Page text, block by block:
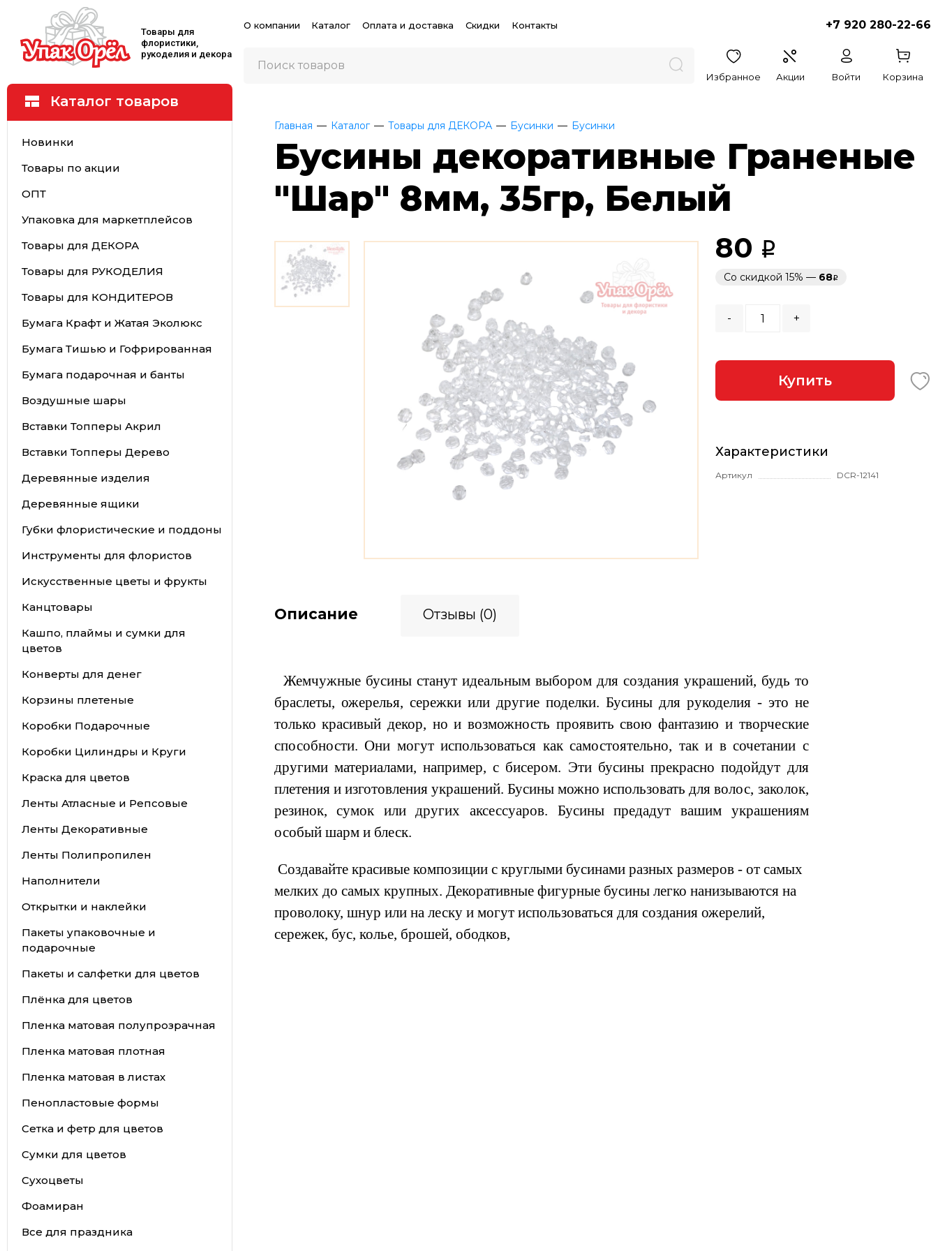
Товары для
флористики,
рукоделия и декора
О компании Каталог Оплата и доставка Скидки Контакты +7 920 280-22-66
Избранное Акции Войти Корзина
Каталог товаров
Новинки
Товары по акции
ОПТ
Упаковка для маркетплейсов
Товары для ДЕКОРА
Товары для РУКОДЕЛИЯ
Товары для КОНДИТЕРОВ
Бумага Крафт и Жатая Эколюкс
Бумага Тишью и Гофрированная
Бумага подарочная и банты
Воздушные шары
Вставки Топперы Акрил
Вставки Топперы Дерево
Деревянные изделия
Деревянные ящики
Губки флористические и поддоны
Инструменты для флористов
Искусственные цветы и фрукты
Канцтовары
Кашпо, плаймы и сумки для
цветов
Конверты для денег
Корзины плетеные
Коробки Подарочные
Коробки Цилиндры и Круги
Краска для цветов
Ленты Атласные и Репсовые
Ленты Декоративные
Ленты Полипропилен
Наполнители
Открытки и наклейки
Пакеты упаковочные и
подарочные
Пакеты и салфетки для цветов
Плёнка для цветов
Пленка матовая полупрозрачная
Пленка матовая плотная
Пленка матовая в листах
Пенопластовые формы
Сетка и фетр для цветов
Сумки для цветов
Сухоцветы
Фоамиран
Все для праздника
Главная Каталог Товары для ДЕКОРА Бусинки Бусинки
Бусины декоративные Граненые
"Шар" 8мм, 35гр, Белый
80
Со скидкой 15% — 68
- +
Купить
Характеристики
Артикул DCR-12141
Описание Отзывы (0)
Жемчужные бусины станут идеальным выбором для создания украшений, будь то
браслеты, ожерелья, сережки или другие поделки. Бусины для рукоделия - это не
только красивый декор, но и возможность проявить свою фантазию и творческие
способности. Они могут использоваться как самостоятельно, так и в сочетании с
другими материалами, например, с бисером. Эти бусины прекрасно подойдут для
плетения и изготовления украшений. Бусины можно использовать для волос, заколок,
резинок, сумок или других аксессуаров. Бусины предадут вашим украшениям
особый шарм и блеск.
Создавайте красивые композиции с круглыми бусинами разных размеров - от самых
мелких до самых крупных. Декоративные фигурные бусины легко нанизываются на
проволоку, шнур или на леску и могут использоваться для создания ожерелий,
сережек, бус, колье, брошей, ободков,